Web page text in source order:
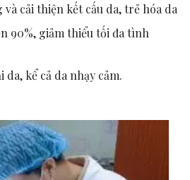
cải thiện kết cấu da, trẻ hóa da
90%, giảm thiểu tối đa tình
kể cả da nhạy cảm.